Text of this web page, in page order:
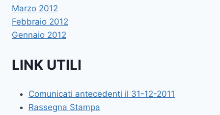
Marzo 2012
Febbraio 2012
Gennaio 2012
LINK UTILI
Comunicati antecedenti il 31-12-2011
Rassegna Stampa